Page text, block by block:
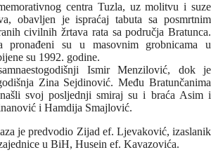
centra Tuzla, uz molitvu i suze
obavljen je ispraćaj tabuta sa posmrtnim
civilnih žrtava rata sa područja Bratunca.
pronađeni su u masovnim grobnicama u
su 1992. godine.
Ismir Menzilović, dok je
Zina Sejdinović. Među Bratunčanima
svoj posljednji smiraj su i braća Asim i
i Hamdija Smajlović.
je predvodio Zijad ef. Ljevaković, izaslanik
u BiH, Husein ef. Kavazovića.